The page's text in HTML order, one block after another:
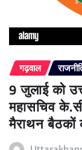
गढ़वाल
9 जुलाई को
महासचिव
मैराथन बैठकों